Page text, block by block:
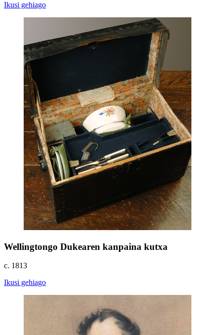
Ikusi gehiago
Wellingtongo Dukearen kanpaina kutxa
c. 1813
Ikusi gehiago